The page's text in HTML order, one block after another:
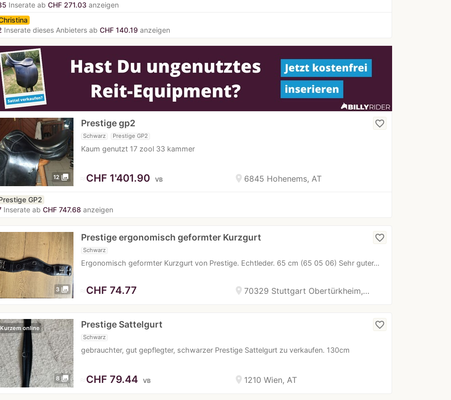
Inserate ab CHF 271.03 anzeigen
Inserate dieses Anbieters ab CHF 140.19 anzeigen
12 photo_library
Prestige gp2
Schwarz Prestige GP2
Kaum genutzt 17 zool 33 kammer
favorite_border
location_on 6845 Hohenems, AT
≈CHF 1'401.90 VB
GP2
Inserate ab CHF 747.68 anzeigen
3 photo_library
Prestige ergonomisch geformter Kurzgurt
Schwarz
Ergonomisch geformter Kurzgurt von Prestige. Echtleder. 65 cm (65 05 06) Sehr guter…
favorite_border
location_on 70329 Stuttgart Obertürkheim,…
≈CHF 74.77
8 photo_library
online Prestige Sattelgurt
Schwarz
gebrauchter, gut gepflegter, schwarzer Prestige Sattelgurt zu verkaufen. 130cm
favorite_border
location_on 1210 Wien, AT
≈CHF 79.44 VB